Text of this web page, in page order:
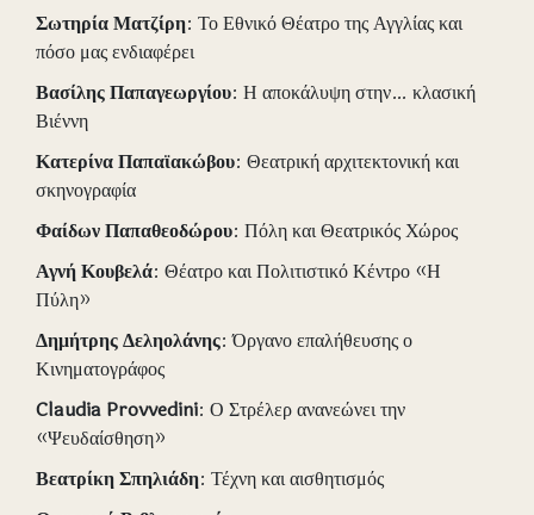
ΣωτηρίαΜατζίρη: Το Εθνικό Θέατρο της Αγγλίας και
πόσο μας ενδιαφέρει
ΒασίληςΠαπαγεωργίου: Η αποκάλυψη στην… κλασική
Βιέννη
ΚατερίναΠαπαϊακώβου: Θεατρική αρχιτεκτονική και
σκηνογραφία
ΦαίδωνΠαπαθεοδώρου: Πόλη και Θεατρικός Χώρος
ΑγνήΚουβελά: Θέατρο και Πολιτιστικό Κέντρο «Η
Πύλη»
ΔημήτρηςΔεληολάνης: Όργανο επαλήθευσης ο
Κινηματογράφος
Claudia Provvedini: Ο Στρέλερ ανανεώνει την
«Ψευδαίσθηση»
ΒεατρίκηΣπηλιάδη: Τέχνη και αισθητισμός